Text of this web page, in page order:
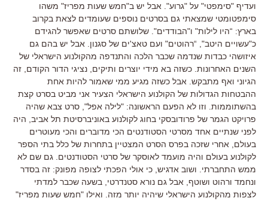
ועדיף "סימפטי" על "גרוע". אבל יש ב"חמש שעות מפריז" משהו
סימפטומטי שמצאתי גם בסרטים נוספים שעומדים לצאת בקרוב
בארץ: “היו לילות" ו"הבודדים". שלושתם סרטים שאפשר להגידם
כ"עשויים היטב", “רהוטים" ועם טאצ'ים של סגנון. אבל יש בהם גם
איזושהי כבדות שנדמה שכבר הלכה והתנדפה מהקולנוע הישראלי של
השנים האחרונות. כשזה בא מידי יוצרים ותיקים, נציגי הדור הקודם, זה
הגיוני ואף מתבקש. אבל כשזה מגיע ממי שאמור להיות אחת
ההבטחות הגדולות של הקולנוע הישראלי הצעיר אני מביט בסרט קצת
בהשתוממות. וזו לא הפעם הראשונה: "לילה אפל", סרט צבא שהיה
פרויקט הגמר של פרודובסקי בחוג לקולנוע באוניברסיטת תל אביב, היה
לפני שנתיים אחד מסרטי הסטודנטים הכי מדוברים והכי מעוטרים
בעולם, אחרי שזכה בפרס הסרט המצטיין בתחרות של כלל בתי הספר
לקולנוע בעולם והיה מועמד לאוסקר של סרטי הסטודנטים. גם שם לא
ממש התחברתי. ושוב אדגיש, כי אולי הפכתי לצופה מפונק: זה בסדר
ונחמד ורהוט ושוטף, אבל גם נורא סטנדרטי, בשעה שכבר למדתי
לצפות מהקולנוע הישראלי שיהיה יותר מזה. ואילו "חמש שעות מפריז"